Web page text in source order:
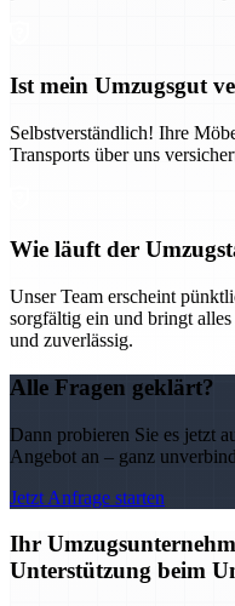
Ist mein Umzugsgut
Selbstverständlich! Ihre
Transports über uns
Wie läuft der
Unser Team erscheint
sorgfältig ein und bringt
und zuverlässig.
Alle Fragen geklärt?
Dann probieren Sie es jetzt
Angebot an – ganz
Jetzt Anfrage starten
Ihr
Unterstützung beim